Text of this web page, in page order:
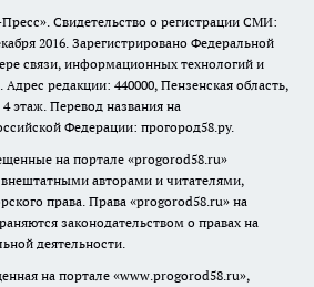
Свидетельство о регистрации СМИ:
2016. Зарегистрировано Федеральной
связи, информационных технологий и
редакции: 440000, Пензенская область,
этаж. Перевод названия на
Федерации: прогород58.ру.
на портале «progorod58.ru»
авторами и читателями,
права. Права «progorod58.ru» на
законодательством о правах на
деятельности.
на портале «www.progorod58.ru»,